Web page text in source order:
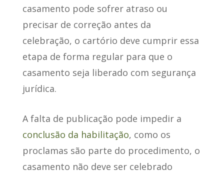
casamento pode sofrer atraso ou
precisar de correção antes da
celebração, o cartório deve cumprir essa
etapa de forma regular para que o
casamento seja liberado com segurança
jurídica.
A falta de publicação pode impedir a
conclusão da habilitação, como os
proclamas são parte do procedimento, o
casamento não deve ser celebrado